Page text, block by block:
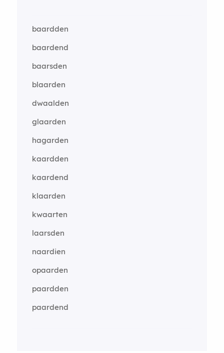
baardden
baardend
baarsden
blaarden
dwaalden
glaarden
hagarden
kaardden
kaardend
klaarden
kwaarten
laarsden
naardien
opaarden
paardden
paardend